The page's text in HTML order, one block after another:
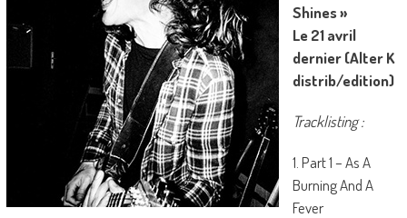
Shines »
Le 21 avril
dernier (Alter K
distrib/edition)
Tracklisting :
1. Part 1 – As A
Burning And A
Fever